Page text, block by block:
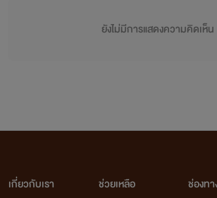
ยังไม่มีการแสดงความคิดเห็น
เกี่ยวกับเรา
ช่วยเหลือ
ช่องท